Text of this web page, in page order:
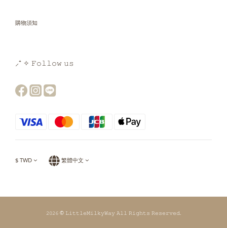
購物須知
⸝⁺ ✧ 𝙵𝚘𝚕𝚕𝚘𝚠 𝚞𝚜
$ TWD 繁體中文
𝟸𝟶𝟸𝟼 © 𝙻𝚒𝚝𝚝𝚕𝚎𝙼𝚒𝚕𝚔𝚢𝚆𝚊𝚢 𝙰𝚕𝚕 𝚁𝚒𝚐𝚑𝚝𝚜 𝚁𝚎𝚜𝚎𝚛𝚟𝚎𝚍.